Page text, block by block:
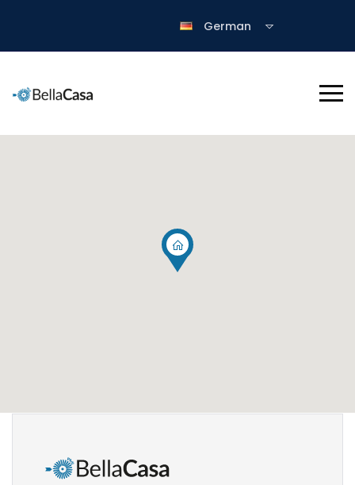
German